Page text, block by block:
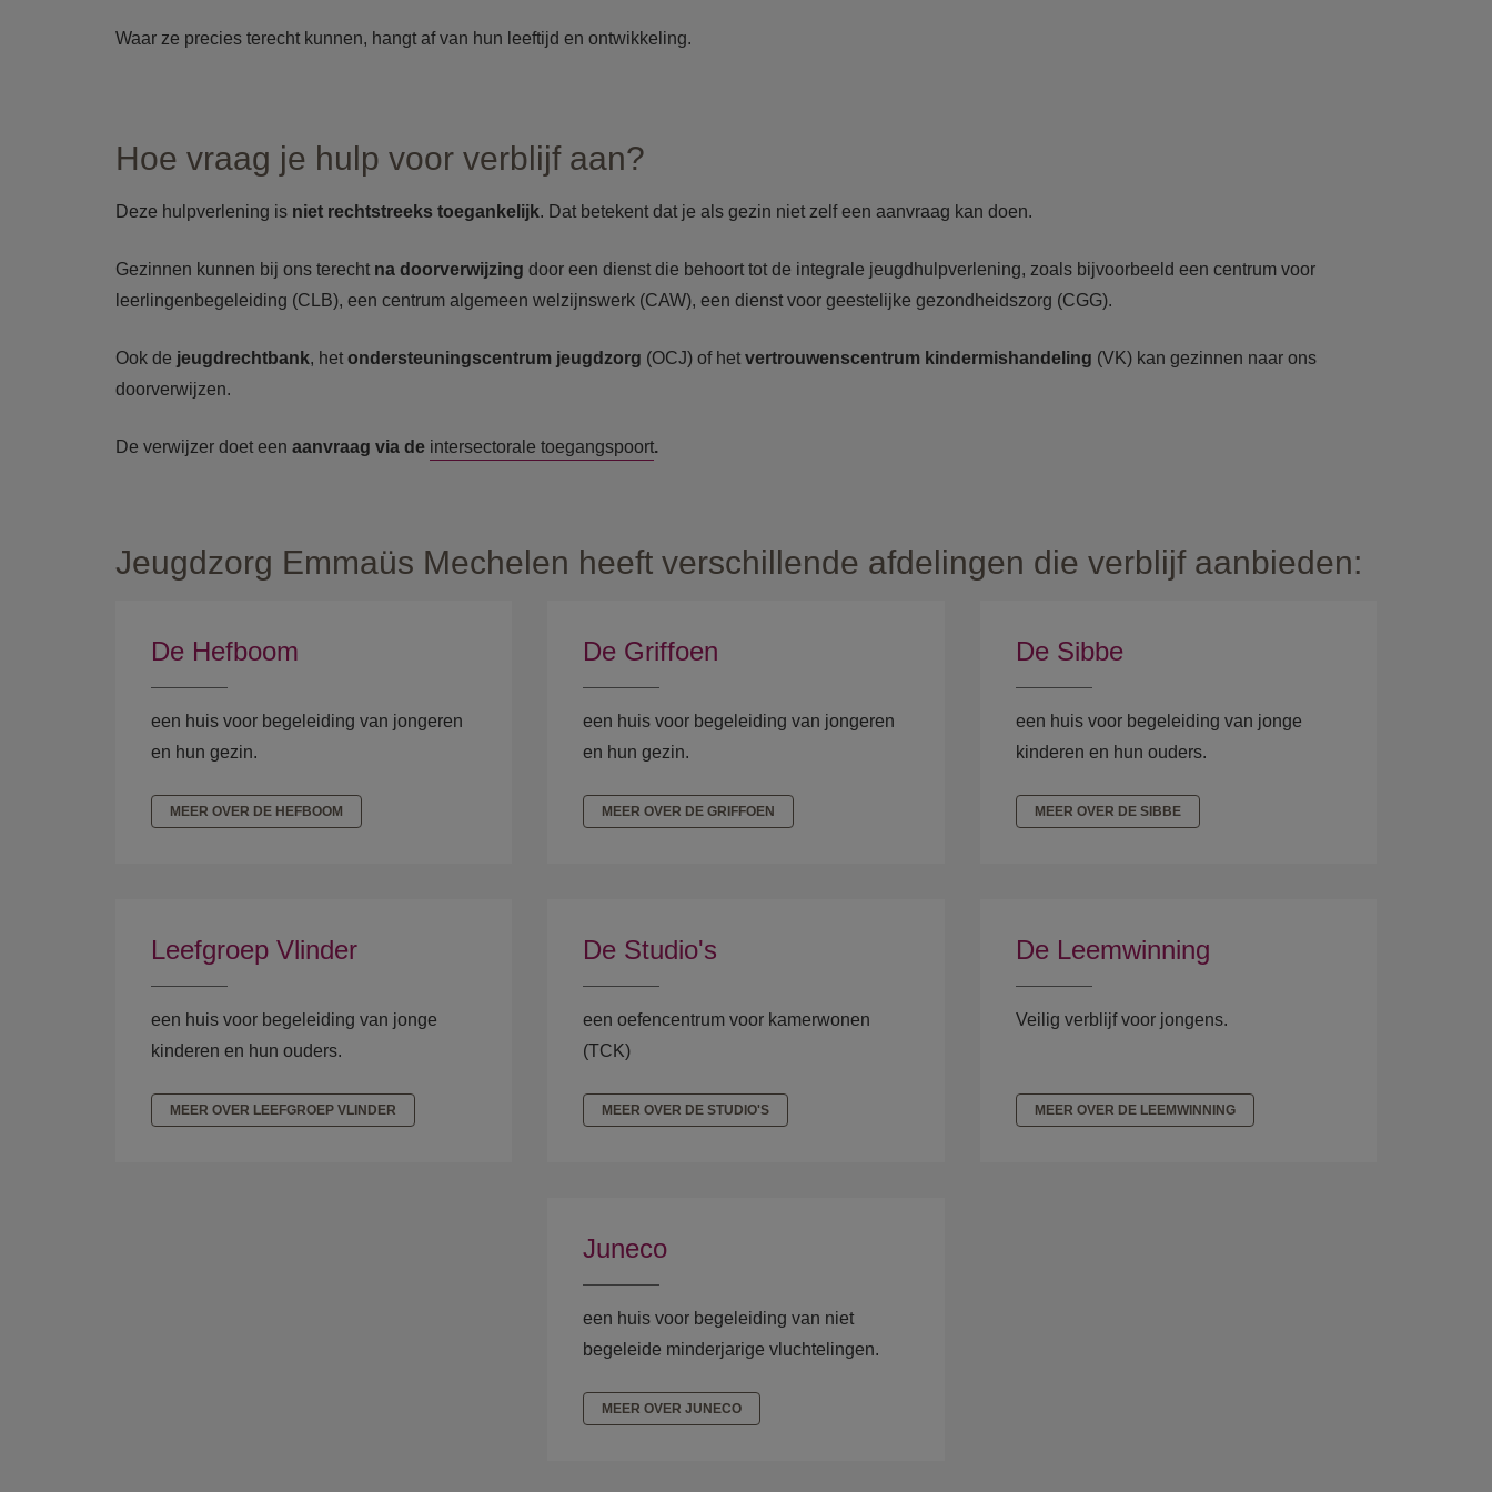
Waar ze precies terecht kunnen, hangt af van hun leeftijd en ontwikkeling.
Hoe vraag je hulp voor verblijf aan?
Deze hulpverlening is niet rechtstreeks toegankelijk. Dat betekent dat je als gezin niet zelf een aanvraag kan doen.
Gezinnen kunnen bij ons terecht na doorverwijzing door een dienst die behoort tot de integrale jeugdhulpverlening, zoals bijvoorbeeld een centrum voor
leerlingenbegeleiding (CLB), een centrum algemeen welzijnswerk (CAW), een dienst voor geestelijke gezondheidszorg (CGG).
Ook de jeugdrechtbank, het ondersteuningscentrum jeugdzorg (OCJ) of het vertrouwenscentrum kindermishandeling (VK) kan gezinnen naar ons
doorverwijzen.
De verwijzer doet een aanvraag via de intersectorale toegangspoort.
Jeugdzorg Emmaüs Mechelen heeft verschillende afdelingen die verblijf aanbieden:
De Hefboom
een huis voor begeleiding van jongeren
en hun gezin.
MEER OVER DE HEFBOOM
De Griffoen
een huis voor begeleiding van jongeren
en hun gezin.
MEER OVER DE GRIFFOEN
De Sibbe
een huis voor begeleiding van jonge
kinderen en hun ouders.
MEER OVER DE SIBBE
Leefgroep Vlinder
een huis voor begeleiding van jonge
kinderen en hun ouders.
MEER OVER LEEFGROEP VLINDER
De Studio's
een oefencentrum voor kamerwonen
(TCK)
MEER OVER DE STUDIO'S
De Leemwinning
Veilig verblijf voor jongens.
MEER OVER DE LEEMWINNING
Juneco
een huis voor begeleiding van niet
begeleide minderjarige vluchtelingen.
MEER OVER JUNECO